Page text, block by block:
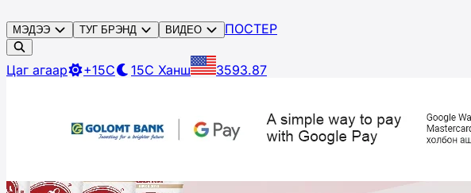
МЭДЭЭ ТУГ БРЭНД ВИДЕО ПОСТЕР
Цаг агаар +15C 15C Ханш 3593.87